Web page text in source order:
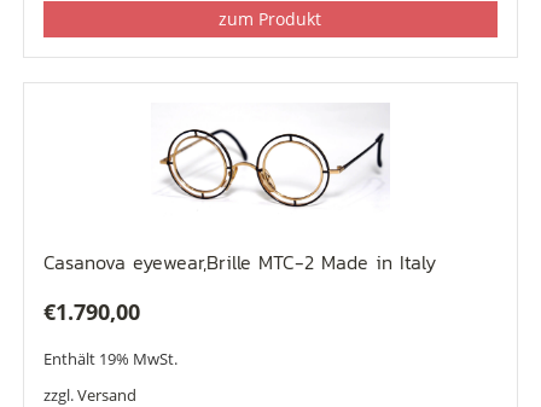
zum Produkt
Casanova eyewear,Brille MTC-2 Made in Italy
€1.790,00
Enthält 19% MwSt.
zzgl.Versand